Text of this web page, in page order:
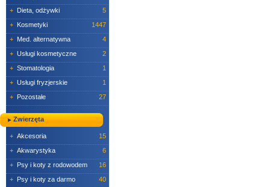
+ Dieta, odżywki
5
+ Kosmetyki
1447
+ Med. alternatywna
4
+ Usługi kosmetyczne
2
+ Stomatologia
1
+ Usługi fryzjerskie
1
+ Pozostałe 27
Zwierzęta
+ Akcesoria
15
+ Akwarystyka
6
+ Psy i koty z rodowodem
16
+ Psy i koty za darmo
40